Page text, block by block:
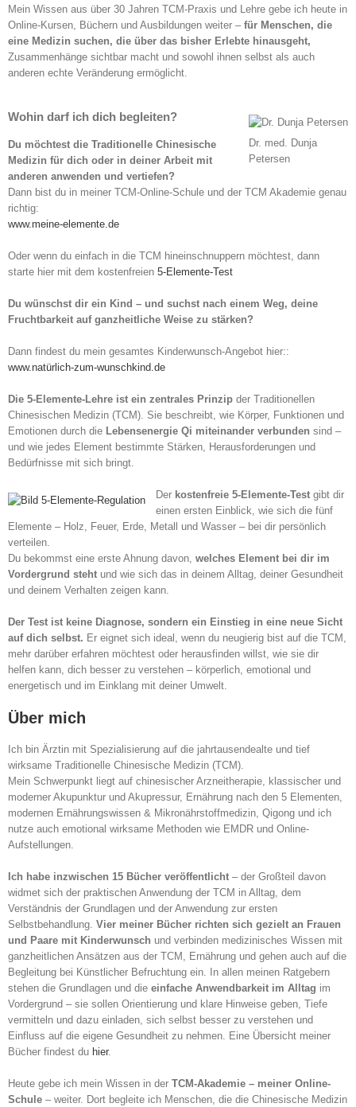
Mein Wissen aus über 30 Jahren TCM-Praxis und Lehre gebe ich heute in
Online-Kursen, Büchern und Ausbildungen weiter – für Menschen, die
eine Medizin suchen, die über das bisher Erlebte hinausgeht,
Zusammenhänge sichtbar macht und sowohl ihnen selbst als auch
anderen echte Veränderung ermöglicht.
Dr. med. Dunja
Petersen
Wohin darf ich dich begleiten?
Du möchtest die Traditionelle Chinesische
Medizin für dich oder in deiner Arbeit mit
anderen anwenden und vertiefen?
Dann bist du in meiner TCM-Online-Schule und der TCM Akademie genau
richtig:
www.meine-elemente.de
Oder wenn du einfach in die TCM hineinschnuppern möchtest, dann
starte hier mit dem kostenfreien 5-Elemente-Test
Du wünschst dir ein Kind – und suchst nach einem Weg, deine
Fruchtbarkeit auf ganzheitliche Weise zu stärken?
Dann findest du mein gesamtes Kinderwunsch-Angebot hier::
www.natürlich-zum-wunschkind.de
Die 5-Elemente-Lehre ist ein zentrales Prinzip der Traditionellen
Chinesischen Medizin (TCM). Sie beschreibt, wie Körper, Funktionen und
Emotionen durch die Lebensenergie Qi miteinander verbunden sind –
und wie jedes Element bestimmte Stärken, Herausforderungen und
Bedürfnisse mit sich bringt.
Der kostenfreie 5-Elemente-Test gibt dir
einen ersten Einblick, wie sich die fünf
Elemente – Holz, Feuer, Erde, Metall und Wasser – bei dir persönlich
verteilen.
Du bekommst eine erste Ahnung davon, welches Element bei dir im
Vordergrund steht und wie sich das in deinem Alltag, deiner Gesundheit
und deinem Verhalten zeigen kann.
Der Test ist keine Diagnose, sondern ein Einstieg in eine neue Sicht
auf dich selbst. Er eignet sich ideal, wenn du neugierig bist auf die TCM,
mehr darüber erfahren möchtest oder herausfinden willst, wie sie dir
helfen kann, dich besser zu verstehen – körperlich, emotional und
energetisch und im Einklang mit deiner Umwelt.
Über mich
Ich bin Ärztin mit Spezialisierung auf die jahrtausendealte und tief
wirksame Traditionelle Chinesische Medizin (TCM).
Mein Schwerpunkt liegt auf chinesischer Arzneitherapie, klassischer und
moderner Akupunktur und Akupressur, Ernährung nach den 5 Elementen,
modernen Ernährungswissen & Mikronährstoffmedizin, Qigong und ich
nutze auch emotional wirksame Methoden wie EMDR und Online-
Aufstellungen.
Ich habe inzwischen 15 Bücher veröffentlicht – der Großteil davon
widmet sich der praktischen Anwendung der TCM in Alltag, dem
Verständnis der Grundlagen und der Anwendung zur ersten
Selbstbehandlung. Vier meiner Bücher richten sich gezielt an Frauen
und Paare mit Kinderwunsch und verbinden medizinisches Wissen mit
ganzheitlichen Ansätzen aus der TCM, Ernährung und gehen auch auf die
Begleitung bei Künstlicher Befruchtung ein. In allen meinen Ratgebern
stehen die Grundlagen und die einfache Anwendbarkeit im Alltag im
Vordergrund – sie sollen Orientierung und klare Hinweise geben, Tiefe
vermitteln und dazu einladen, sich selbst besser zu verstehen und
Einfluss auf die eigene Gesundheit zu nehmen. Eine Übersicht meiner
Bücher findest du hier.
Heute gebe ich mein Wissen in der TCM-Akademie – meiner Online-
Schule – weiter. Dort begleite ich Menschen, die die Chinesische Medizin